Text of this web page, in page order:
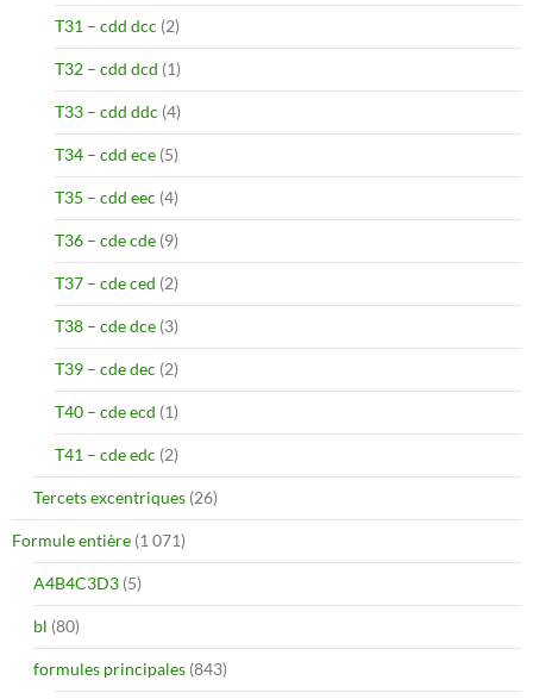
T31 – cdd dcc (2)
T32 – cdd dcd (1)
T33 – cdd ddc (4)
T34 – cdd ece (5)
T35 – cdd eec (4)
T36 – cde cde (9)
T37 – cde ced (2)
T38 – cde dce (3)
T39 – cde dec (2)
T40 – cde ecd (1)
T41 – cde edc (2)
Tercets excentriques (26)
Formule entière (1 071)
A4B4C3D3 (5)
bl (80)
formules principales (843)